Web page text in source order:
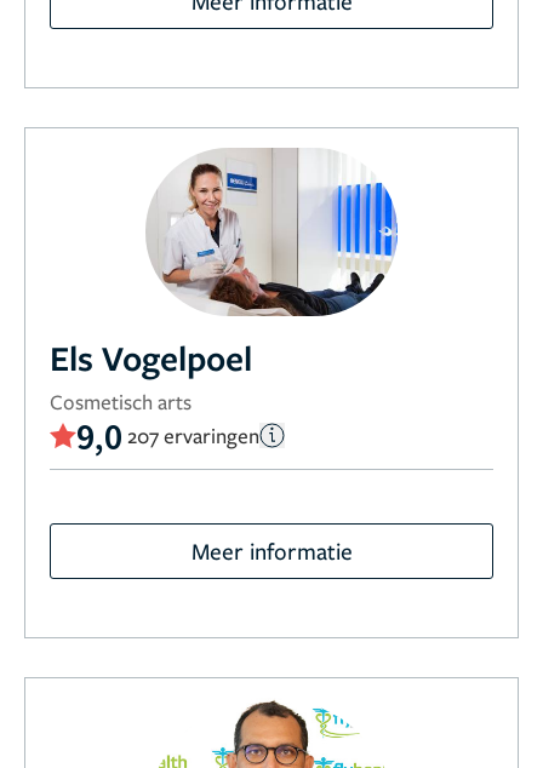
Els Vogelpoel
Cosmetisch arts
9,0 207 ervaringen
Meer informatie